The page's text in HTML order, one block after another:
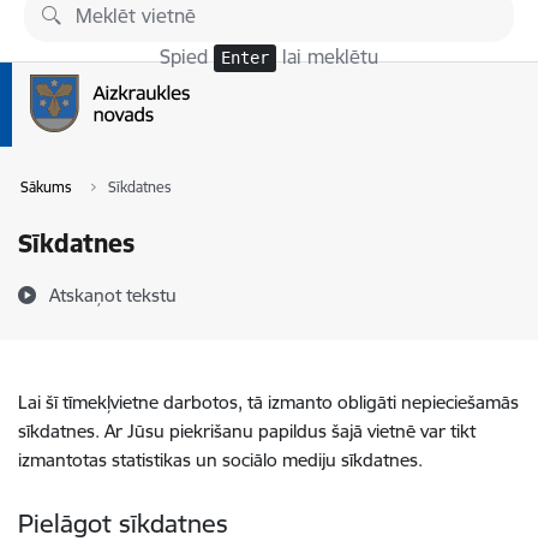
Pāriet uz lapas saturu
Spied Enter lai meklētu
Sākums Sīkdatnes
Sīkdatnes
Atskaņot tekstu
Lai šī tīmekļvietne darbotos, tā izmanto obligāti nepieciešamās
sīkdatnes. Ar Jūsu piekrišanu papildus šajā vietnē var tikt
izmantotas statistikas un sociālo mediju sīkdatnes.
Pielāgot sīkdatnes